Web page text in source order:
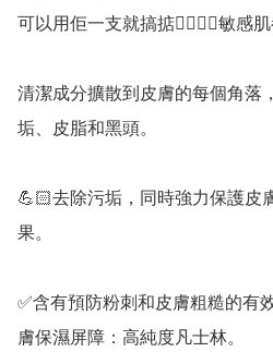
可以用佢一支就搞掂👍🏻👍🏻敏感
清潔成分擴散到皮膚的每個角落
垢、皮脂和黑頭。
💪🏻去除污垢，同時強力保護皮
果。
✅含有預防粉刺和皮膚粗糙的有
膚保濕屏障：高純度凡士林。